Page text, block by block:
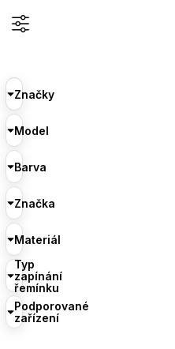
Značky
Model
Barva
Značka
Materiál
Typ
zapínání
řemínku
Podporované
zařízení